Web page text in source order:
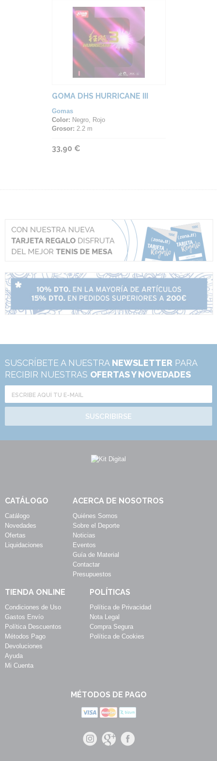
GOMA DHS HURRICANE III
Gomas
Color: Negro, Rojo
Grosor: 2.2 m
33,90 €
SUSCRÍBETE A NUESTRA NEWSLETTER PARA
RECIBIR NUESTRAS OFERTAS Y NOVEDADES
SUSCRIBIRSE
CATÁLOGO
Catálogo
Novedades
Ofertas
Liquidaciones
ACERCA DE NOSOTROS
Quiénes Somos
Sobre el Deporte
Noticias
Eventos
Guía de Material
Contactar
Presupuestos
TIENDA ONLINE
Condiciones de Uso
Gastos Envío
Política Descuentos
Métodos Pago
Devoluciones
Ayuda
Mi Cuenta
POLÍTICAS
Política de Privacidad
Nota Legal
Compra Segura
Política de Cookies
MÉTODOS DE PAGO